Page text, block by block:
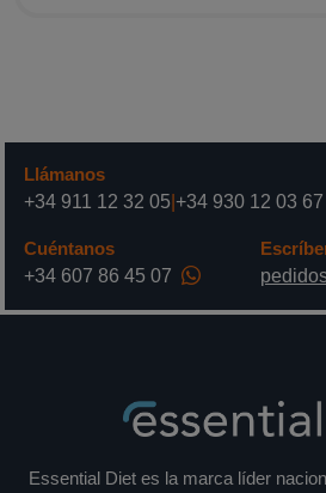
Llámanos
+34 911 12 32 05 +34 930 12 03 67
Cuéntanos
+34 607 86 45 07
Essential Diet es la marca líder